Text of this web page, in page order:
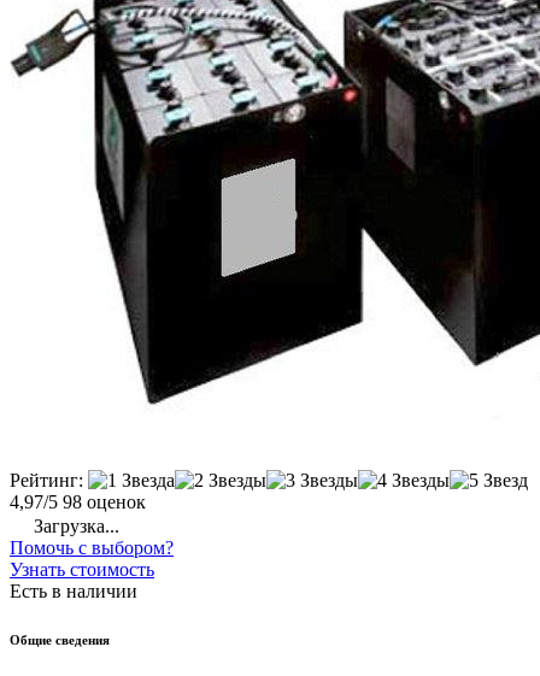
Рейтинг:
4,97/5 98 оценок
Загрузка...
Помочь с выбором?
Узнать стоимость
Есть в наличии
Общие сведения